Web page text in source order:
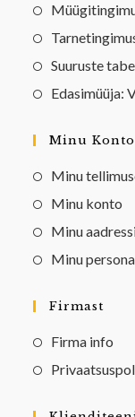
Suuruste
Edasimüüja:
Minu Konto
Minu
Minu konto
Minu
Minu
Firmast
Firma info